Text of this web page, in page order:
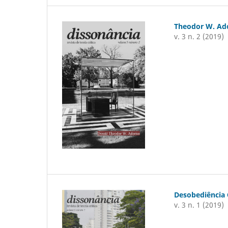
Theodor W.
v. 3 n. 2 (2019)
Desobediência
v. 3 n. 1 (2019)